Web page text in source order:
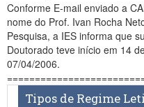
Secretaria de Governo
Conforme E-mail enviado a
nome do Prof. Ivan Rocha Neto-Pró-Reitor
Pesquisa, a IES informa que
Doutorado teve início em 14 de fevereiro de 2006. - Loyola-P-F-
07/04/2006.
Tipos de Regime